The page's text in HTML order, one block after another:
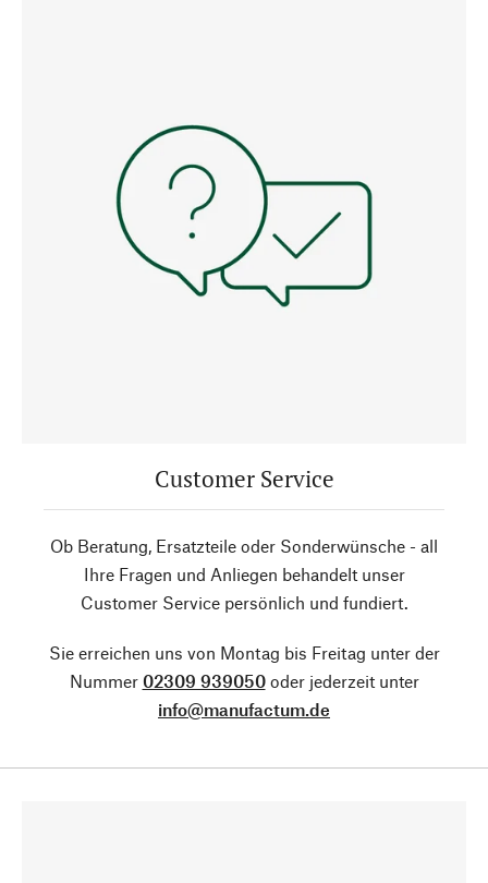
Customer Service
Ob Beratung, Ersatzteile oder Sonderwünsche - all
Ihre Fragen und Anliegen behandelt unser
Customer Service persönlich und fundiert.
Sie erreichen uns von Montag bis Freitag unter der
Nummer 02309 939050oder jederzeit unter
info@manufactum.de